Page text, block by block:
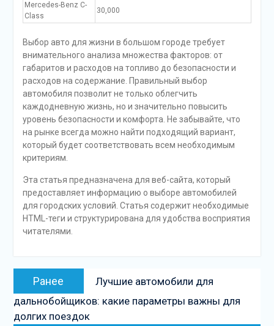
Mercedes-Benz C-
Class
30,000
Выбор авто для жизни в большом городе требует
внимательного анализа множества факторов: от
габаритов и расходов на топливо до безопасности и
расходов на содержание. Правильный выбор
автомобиля позволит не только облегчить
каждодневную жизнь, но и значительно повысить
уровень безопасности и комфорта. Не забывайте, что
на рынке всегда можно найти подходящий вариант,
который будет соответствовать всем необходимым
критериям.
Эта статья предназначена для веб-сайта, который
предоставляет информацию о выборе автомоби­лей
для городских условий. Статья содержит необходимые
HTML-теги и структурирована для удобства восприятия
читателями.
Навигация
записям
Ранее
Предыдущая
запись:
Лучшие автомобили для
дальнобойщиков: какие параметры важны для
долгих поездок